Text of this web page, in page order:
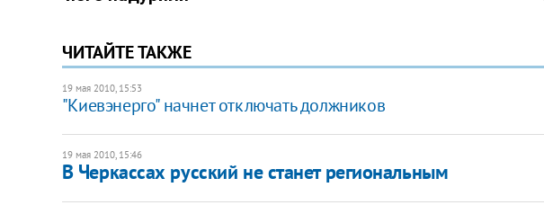
ЧИТАЙТЕ ТАКЖЕ
19 мая 2010, 15:53
"Киевэнерго" начнет отключать должников
19 мая 2010, 15:46
В Черкассах русский не станет региональным